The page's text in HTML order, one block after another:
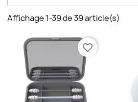
Affichage 1-39 de 39 article(s)
favorite_border